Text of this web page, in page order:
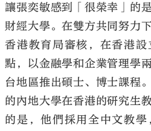
讓張奕敏感到「很榮幸」的
財經大學。在雙方共同努力
香港教育局審核，在香港
點，以金融學和企業管理學
台地區推出碩士、博士課程
的內地大學在香港的研究生
的是，他們採用全中文教